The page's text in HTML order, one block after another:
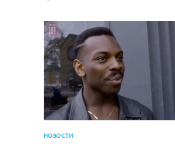
НОВОСТИ